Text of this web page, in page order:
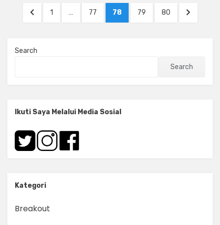
PostsPREVIOUS
PAGE
1 … PAGE
77 PAGE
78 PAGE
79 PAGE
80
NEXT
Search
Search
Ikuti Saya Melalui Media Sosial
Kategori
Breakout